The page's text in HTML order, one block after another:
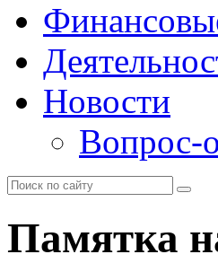
Новости
Вопрос-
Памятка